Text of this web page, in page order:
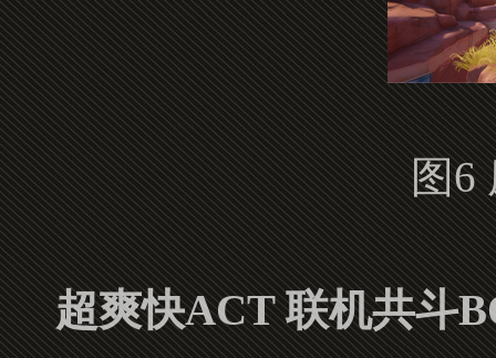
图6
超爽快ACT 联机共斗